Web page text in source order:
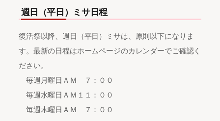
週日（平日）ミサ日程
復活祭以降、週日（平日）ミサは、原則以下になりま
す。最新の日程はホームページのカレンダーでご確認く
ださい。
毎週月曜日ＡＭ ７：００
毎週水曜日ＡＭ１１：００
毎週木曜日ＡＭ ７：００